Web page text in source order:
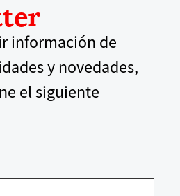
información de
y novedades,
el siguiente